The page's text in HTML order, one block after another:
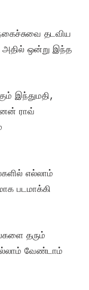
தடவிய
அதில் ஒன்று இந்த
இந்துமதி,
ராவ்
எல்லாம்
படமாக்கி
தரும்
வேண்டாம்